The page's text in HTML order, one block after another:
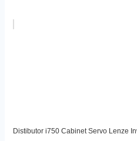
Distibutor i750 Cabinet Servo Lenze